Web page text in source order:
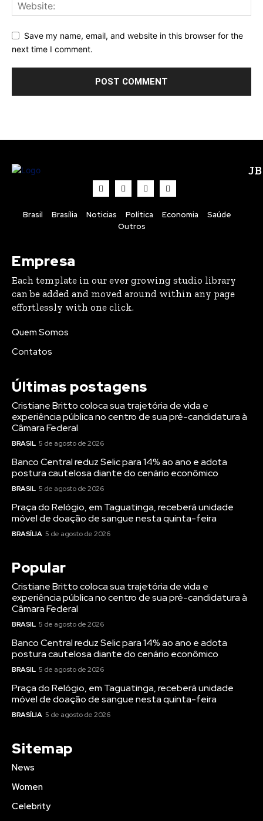
Save my name, email, and website in this browser for the
next time I comment.
Brasil Brasília Noticias Política Economia
Saúde
Outros
Empresa
Each template in our ever growing studio library
can be added and moved around within any page
effortlessly with one click.
Quem Somos
Contatos
Últimas postagens
Cristiane Britto coloca sua trajetória de vida e
experiência pública no centro de sua pré-candidatura à
Câmara Federal
BRASIL 5 de agosto de 2026
Banco Central reduz Selic para 14% ao ano e adota
postura cautelosa diante do cenário econômico
BRASIL 5 de agosto de 2026
Praça do Relógio, em Taguatinga, receberá unidade
móvel de doação de sangue nesta quinta-feira
BRASÍLIA 5 de agosto de 2026
Popular
Cristiane Britto coloca sua trajetória de vida e
experiência pública no centro de sua pré-candidatura à
Câmara Federal
BRASIL 5 de agosto de 2026
Banco Central reduz Selic para 14% ao ano e adota
postura cautelosa diante do cenário econômico
BRASIL 5 de agosto de 2026
Praça do Relógio, em Taguatinga, receberá unidade
móvel de doação de sangue nesta quinta-feira
BRASÍLIA 5 de agosto de 2026
Sitemap
News
Women
Celebrity